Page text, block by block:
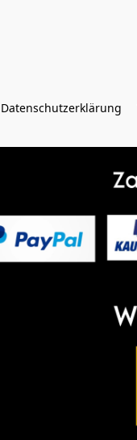
Datenschutzerklärung